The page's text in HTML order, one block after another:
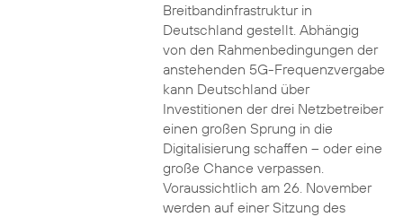
Breitbandinfrastruktur in
Deutschland gestellt. Abhängig
von den Rahmenbedingungen der
anstehenden 5G-Frequenzvergabe
kann Deutschland über
Investitionen der drei Netzbetreiber
einen großen Sprung in die
Digitalisierung schaffen – oder eine
große Chance verpassen.
Voraussichtlich am 26. November
werden auf einer Sitzung des